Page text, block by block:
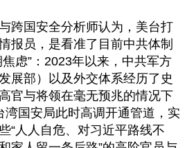
跨国安全分析师认为，美台打
报员，是看准了目前中共体制
虑”：2023年以来，中共军方
展部）以及外交体系经历了史
官与将领在毫无预兆的情况下
湾国安局此时高调开通管道，实
“人人自危、对习近平路线不